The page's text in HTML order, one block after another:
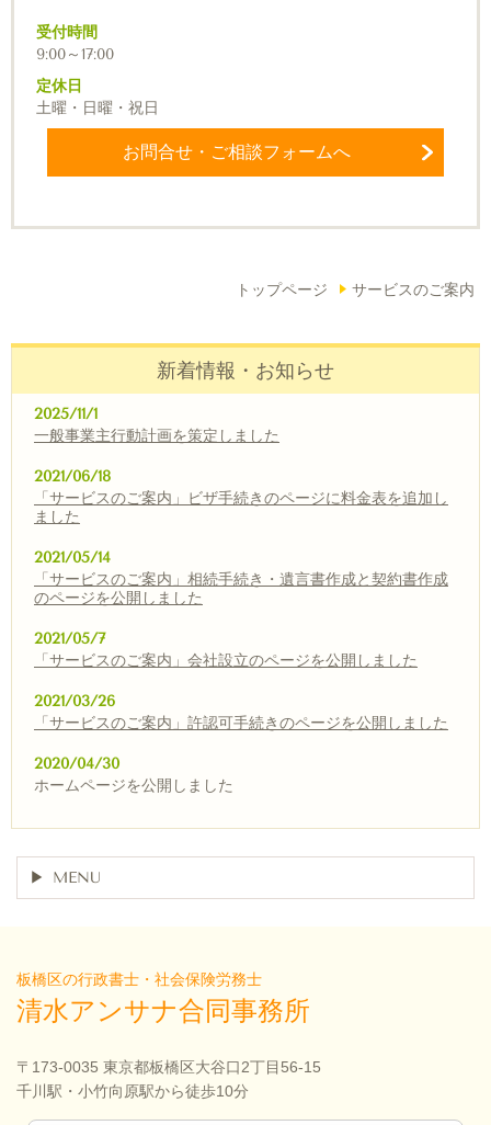
受付時間
9:00～17:00
定休日
土曜・日曜・祝日
お問合せ・ご相談フォームへ
トップページ サービスのご案内
新着情報・お知らせ
2025/11/1
一般事業主行動計画を策定しました
2021/06/18
「サービスのご案内」ビザ手続きのページに料金表を追加し
ました
2021/05/14
「サービスのご案内」相続手続き・遺言書作成と契約書作成
のページを公開しました
2021/05/7
「サービスのご案内」会社設立のページを公開しました
2021/03/26
「サービスのご案内」許認可手続きのページを公開しました
2020/04/30
ホームページを公開しました
MENU
板橋区の行政書士・社会保険労務士
清水アンサナ合同事務所
〒173-0035 東京都板橋区大谷口2丁目56-15
千川駅・小竹向原駅から徒歩10分